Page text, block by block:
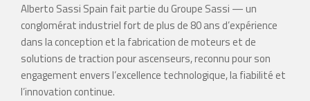
Alberto Sassi Spain fait partie du Groupe Sassi — un
conglomérat industriel fort de plus de 80 ans d’expérience
dans la conception et la fabrication de moteurs et de
solutions de traction pour ascenseurs, reconnu pour son
engagement envers l’excellence technologique, la fiabilité et
l’innovation continue.